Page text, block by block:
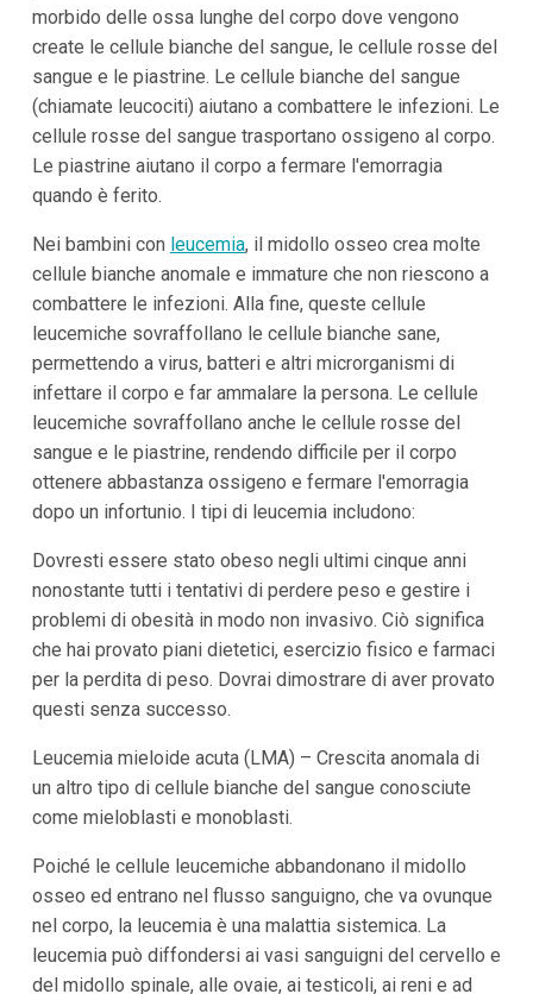
morbido delle ossa lunghe del corpo dove vengono
create le cellule bianche del sangue, le cellule rosse del
sangue e le piastrine. Le cellule bianche del sangue
(chiamate leucociti) aiutano a combattere le infezioni. Le
cellule rosse del sangue trasportano ossigeno al corpo.
Le piastrine aiutano il corpo a fermare l'emorragia
quando è ferito.
Nei bambini con leucemia, il midollo osseo crea molte
cellule bianche anomale e immature che non riescono a
combattere le infezioni. Alla fine, queste cellule
leucemiche sovraffollano le cellule bianche sane,
permettendo a virus, batteri e altri microrganismi di
infettare il corpo e far ammalare la persona. Le cellule
leucemiche sovraffollano anche le cellule rosse del
sangue e le piastrine, rendendo difficile per il corpo
ottenere abbastanza ossigeno e fermare l'emorragia
dopo un infortunio. I tipi di leucemia includono:
Dovresti essere stato obeso negli ultimi cinque anni
nonostante tutti i tentativi di perdere peso e gestire i
problemi di obesità in modo non invasivo. Ciò significa
che hai provato piani dietetici, esercizio fisico e farmaci
per la perdita di peso. Dovrai dimostrare di aver provato
questi senza successo.
Leucemia mieloide acuta (LMA) – Crescita anomala di
un altro tipo di cellule bianche del sangue conosciute
come mieloblasti e monoblasti.
Poiché le cellule leucemiche abbandonano il midollo
osseo ed entrano nel flusso sanguigno, che va ovunque
nel corpo, la leucemia è una malattia sistemica. La
leucemia può diffondersi ai vasi sanguigni del cervello e
del midollo spinale, alle ovaie, ai testicoli, ai reni e ad